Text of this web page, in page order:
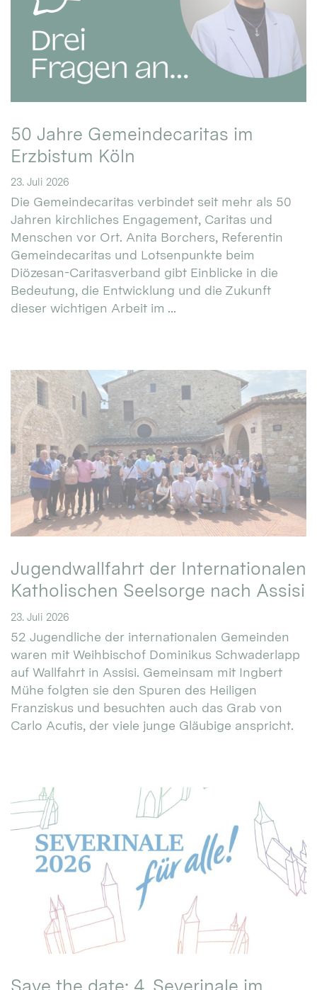
50 Jahre Gemeindecaritas im
Erzbistum Köln
23. Juli 2026
Die Gemeindecaritas verbindet seit mehr als 50
Jahren kirchliches Engagement, Caritas und
Menschen vor Ort. Anita Borchers, Referentin
Gemeindecaritas und Lotsenpunkte beim
Diözesan-Caritasverband gibt Einblicke in die
Bedeutung, die Entwicklung und die Zukunft
dieser wichtigen Arbeit im ...
Jugendwallfahrt der Internationalen
Katholischen Seelsorge nach Assisi
23. Juli 2026
52 Jugendliche der internationalen Gemeinden
waren mit Weihbischof Dominikus Schwaderlapp
auf Wallfahrt in Assisi. Gemeinsam mit Ingbert
Mühe folgten sie den Spuren des Heiligen
Franziskus und besuchten auch das Grab von
Carlo Acutis, der viele junge Gläubige anspricht.
Save the date: 4. Severinale im